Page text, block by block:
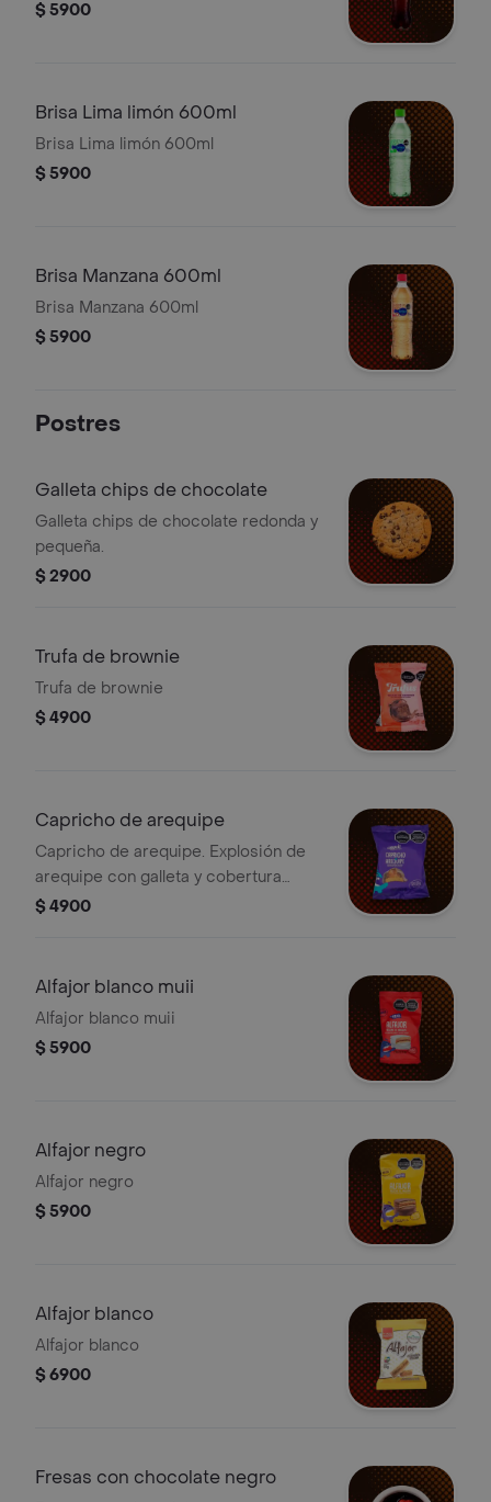
$ 5900
Brisa Lima limón 600ml
Brisa Lima limón 600ml
$ 5900
Brisa Manzana 600ml
Brisa Manzana 600ml
$ 5900
Postres
Galleta chips de chocolate
Galleta chips de chocolate redonda y
pequeña.
$ 2900
Trufa de brownie
Trufa de brownie
$ 4900
Capricho de arequipe
Capricho de arequipe. Explosión de
arequipe con galleta y cobertura
sabor a chocolate, 35g.
$ 4900
Alfajor blanco muii
Alfajor blanco muii
$ 5900
Alfajor negro
Alfajor negro
$ 5900
Alfajor blanco
Alfajor blanco
$ 6900
Fresas con chocolate negro